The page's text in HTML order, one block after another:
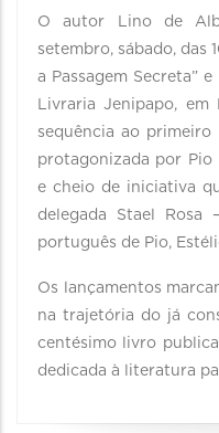
O autor Lino de
setembro, sábado, das
a Passagem Secreta”
Livraria Jenipapo,
sequência ao primeiro
protagonizada por Pio
e cheio de iniciativa
delegada Stael Rosa
português de Pio,
Os lançamentos
na trajetória do já
centésimo livro
dedicada à literatura